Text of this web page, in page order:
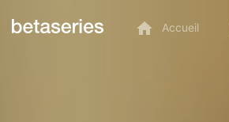
Accueil